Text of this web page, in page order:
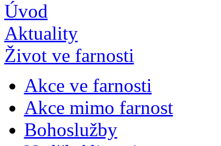
Úvod
Aktuality
Život ve farnosti
Akce ve farnosti
Akce mimo farnost
Bohoslužby